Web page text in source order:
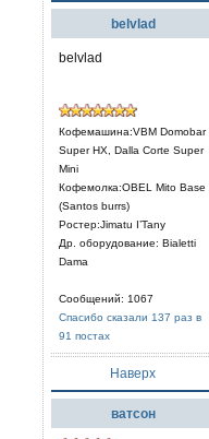
belvlad
belvlad
Кофемашина:VBM Domobar
Super HX, Dalla Corte Super
Mini
Кофемолка:OBEL Mito Base
(Santos burrs)
Ростер:Jimatu I’Tany
Др. оборудование: Bialetti
Dama
Сообщений: 1067
Спасибо сказали 137 раз в
91 постах
Наверх
ватсон